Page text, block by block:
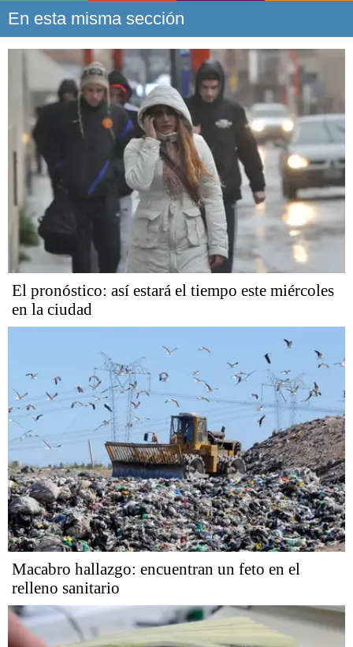
En esta misma sección
El pronóstico: así estará el tiempo este miércoles
en la ciudad
Macabro hallazgo: encuentran un feto en el
relleno sanitario